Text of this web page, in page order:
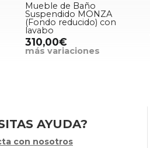
Mueble de Baño
Suspendido MONZA
(Fondo reducido) con
lavabo
310,00€
más variaciones
AYUDA?
con nosotros